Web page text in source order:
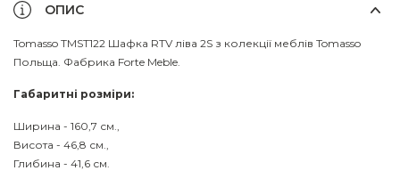
ОПИС
Tomasso TMST122 Шафка RTV ліва 2S з колекції меблів Tomasso
Польща. Фабрика Forte Meble.
Габаритні розміри:
Ширина - 160,7 см.,
Висота - 46,8 см.,
Глибина - 41,6 см.